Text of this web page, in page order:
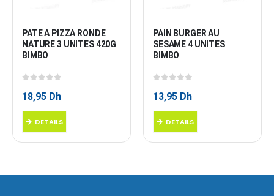
PATE A PIZZA RONDE
NATURE 3 UNITES 420G
BIMBO
18,95 Dh
DETAILS
PAIN BURGER AU
SESAME 4 UNITES
BIMBO
13,95 Dh
DETAILS